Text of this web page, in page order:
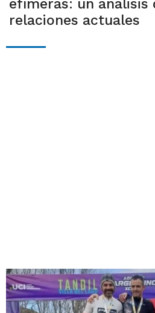
efímeras: un análisis
relaciones actuales